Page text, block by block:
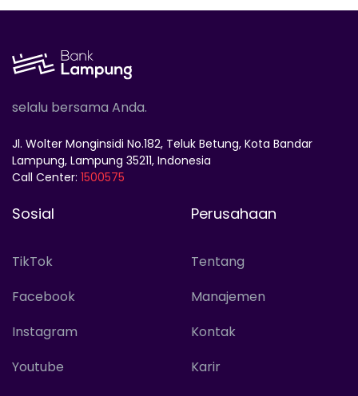
selalu bersama Anda.
Jl. Wolter Monginsidi No.182, Teluk Betung, Kota Bandar
Lampung, Lampung 35211, Indonesia
Call Center: 1500575
Sosial
TikTok
Facebook
Instagram
Youtube
Perusahaan
Tentang
Manajemen
Kontak
Karir